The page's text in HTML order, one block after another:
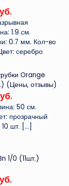
1.9 см.
0.7 мм. Кол-во
серебро
Orange
(Цены, отзывы)
50 см.
прозрачный
шт. […]
1/0 (11шт.)